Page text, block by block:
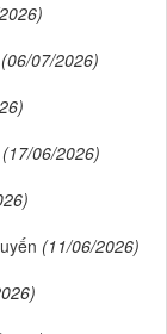
(06/07/2026)
(17/06/2026)
(11/06/2026)